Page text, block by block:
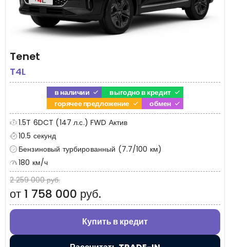
Tenet
T4L
в наличии
выгодно в кредит
горячее предложение
обмен
1.5T 6DCT (147 л.с.) FWD Актив
10.5 секунд
Бензиновый турбированный (7.7/100 км)
180 км/ч
2 259 000 руб.
от 1 758 000 руб.
Купить в кредит